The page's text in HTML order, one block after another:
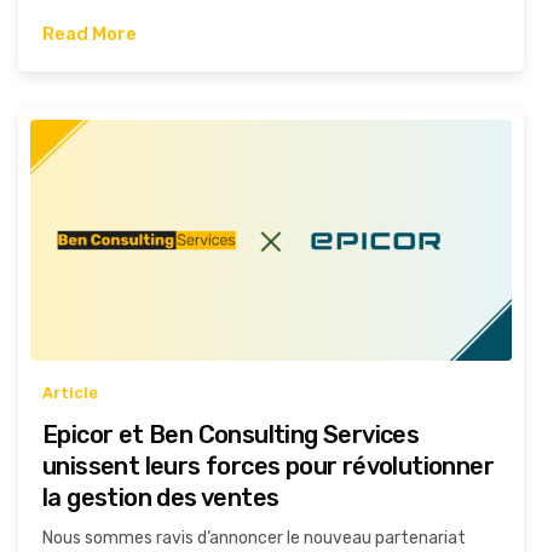
Read More
Article
Epicor et Ben Consulting Services
unissent leurs forces pour révolutionner
la gestion des ventes
Nous sommes ravis d’annoncer le nouveau partenariat